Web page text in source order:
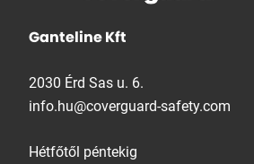
Ganteline Kft
2030 Érd Sas u. 6.
info.hu@coverguard-safety.com
Hétfőtől péntekig